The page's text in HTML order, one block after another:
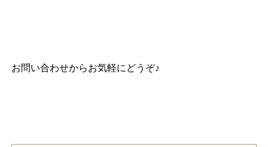
お問い合わせからお気軽にどうぞ♪